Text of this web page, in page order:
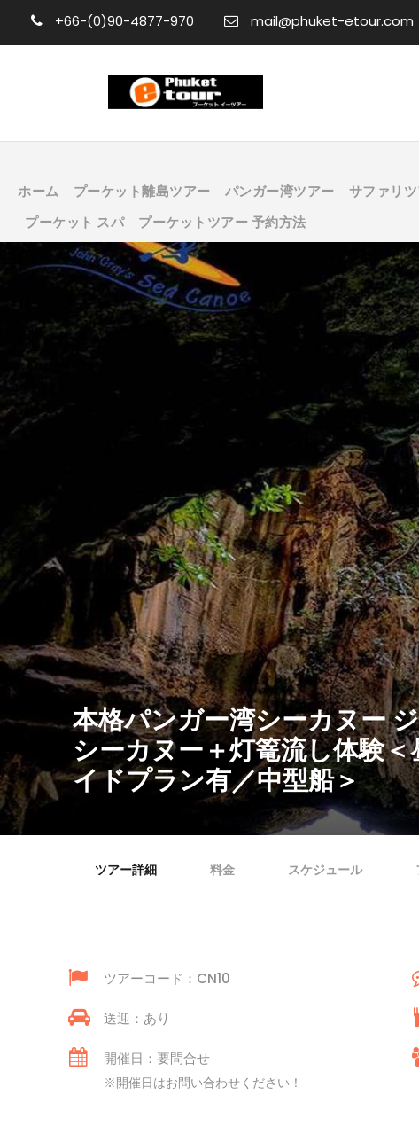
+66-(0)90-4877-970 mail@phuket-etour.com
ホーム プーケット離島ツアー パンガー湾ツアー サファリ
プーケット スパ
プーケットツアー 予約方法
本格パンガー湾シーカヌー
シーカヌー＋灯篭流し体験
イドプラン有／中型船＞
ツアー詳細 料金 スケジュール
ツアーコード：CN10
送迎：あり
開催日：要問合せ
※開催日はお問い合わせください！